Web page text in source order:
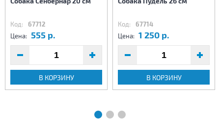
Код: 67712
Цена: 555 р.
В КОРЗИНУ
Код: 67714
Цена: 1 250 р.
В КОРЗИНУ